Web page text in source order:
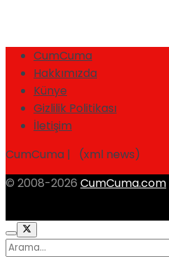
CumCuma
Hakkımızda
Künye
Gizlilik Politikası
İletişim
CumCuma | (xml news)
© 2008-2026 CumCuma.com